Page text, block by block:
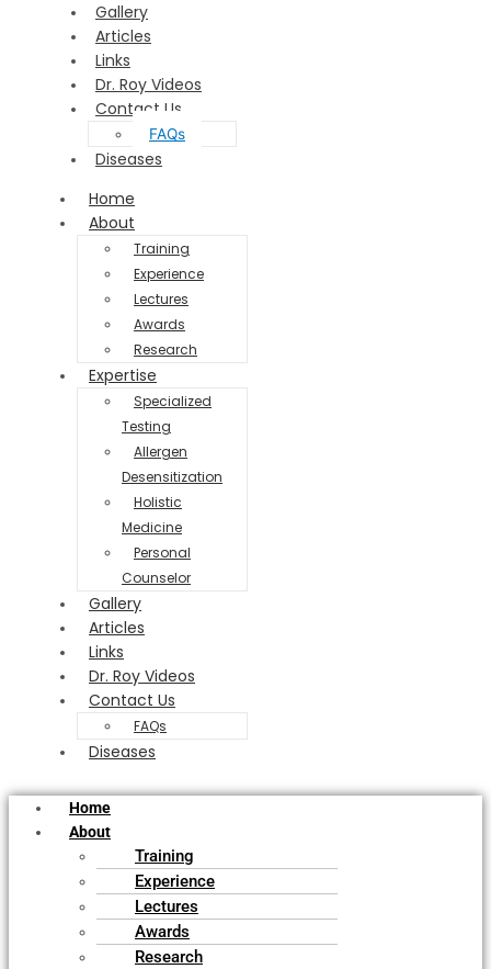
Gallery
Articles
Links
Dr. Roy Videos
Contact Us
FAQs
Diseases
Home
About
Training
Experience
Lectures
Awards
Research
Expertise
Specialized
Testing
Allergen
Desensitization
Holistic
Medicine
Personal
Counselor
Gallery
Articles
Links
Dr. Roy Videos
Contact Us
FAQs
Diseases
Home
About
Training
Experience
Lectures
Awards
Research